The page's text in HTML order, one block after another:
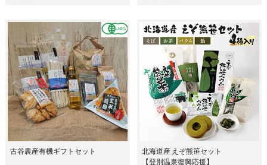
古谷農産有機ギフトセット
北海道産 えぞ熊笹セット
【登別温泉復興応援】